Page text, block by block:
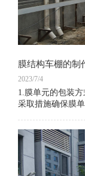
膜结构车棚的制
2023/7/4
1.膜单元的包装
采取措施确保膜